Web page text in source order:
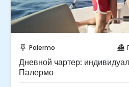
push_pin Palermo sailing
Дневной чартер:
Палермо